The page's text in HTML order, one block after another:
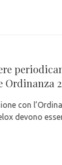
con
devono